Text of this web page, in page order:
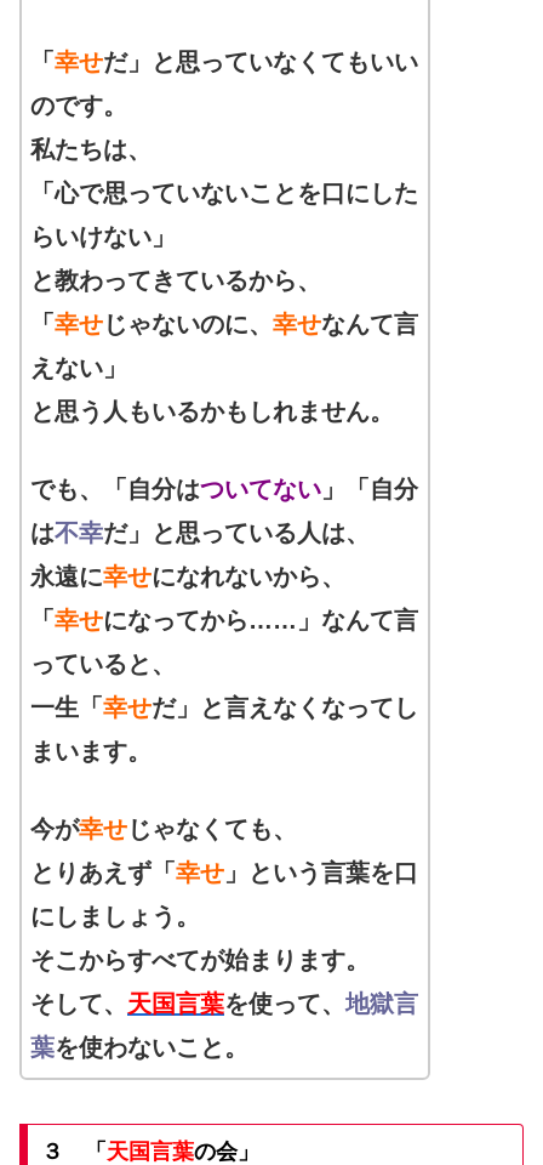
「 幸せだ」と思っていなくてもいい
のです。
私たちは、
「心で思っていないことを口にした
らいけない」
と教わってきているから、
「 幸せじゃないのに、 幸せなんて言
えない」
と思う人もいるかもしれません。
でも、「自分はついてない 」「自分
は不幸だ」と思っている人は、
永遠に幸せになれないから、
「 幸せになってから……」なんて言
っていると、
一生「 幸せだ」と言えなくなってし
まいます。
今が幸せじゃなくても、
とりあえず「 幸せ 」という言葉を口
にしましょう。
そこからすべてが始まります。
そして、 天国言葉を使って、地獄言
葉を使わないこと。
３ 「 天国言葉の会」